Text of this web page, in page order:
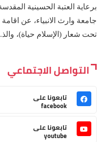
برعاية العتبة الحسينية
جامعة وارث الانبياء، عن
تحت شعار (الإسلام حياة)،
التواصل الاجتماعي
تابعونا على
facebook
تابعونا على
youtube